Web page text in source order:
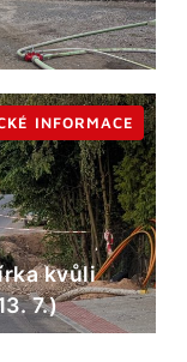
kvůli
7.)
INFORMACE